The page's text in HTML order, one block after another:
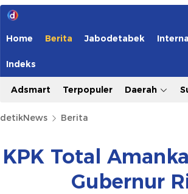
Home Berita Jabodetabek
Indeks
Adsmart Terpopuler Daerah
detikNews Berita
KPK Total
Gubernur